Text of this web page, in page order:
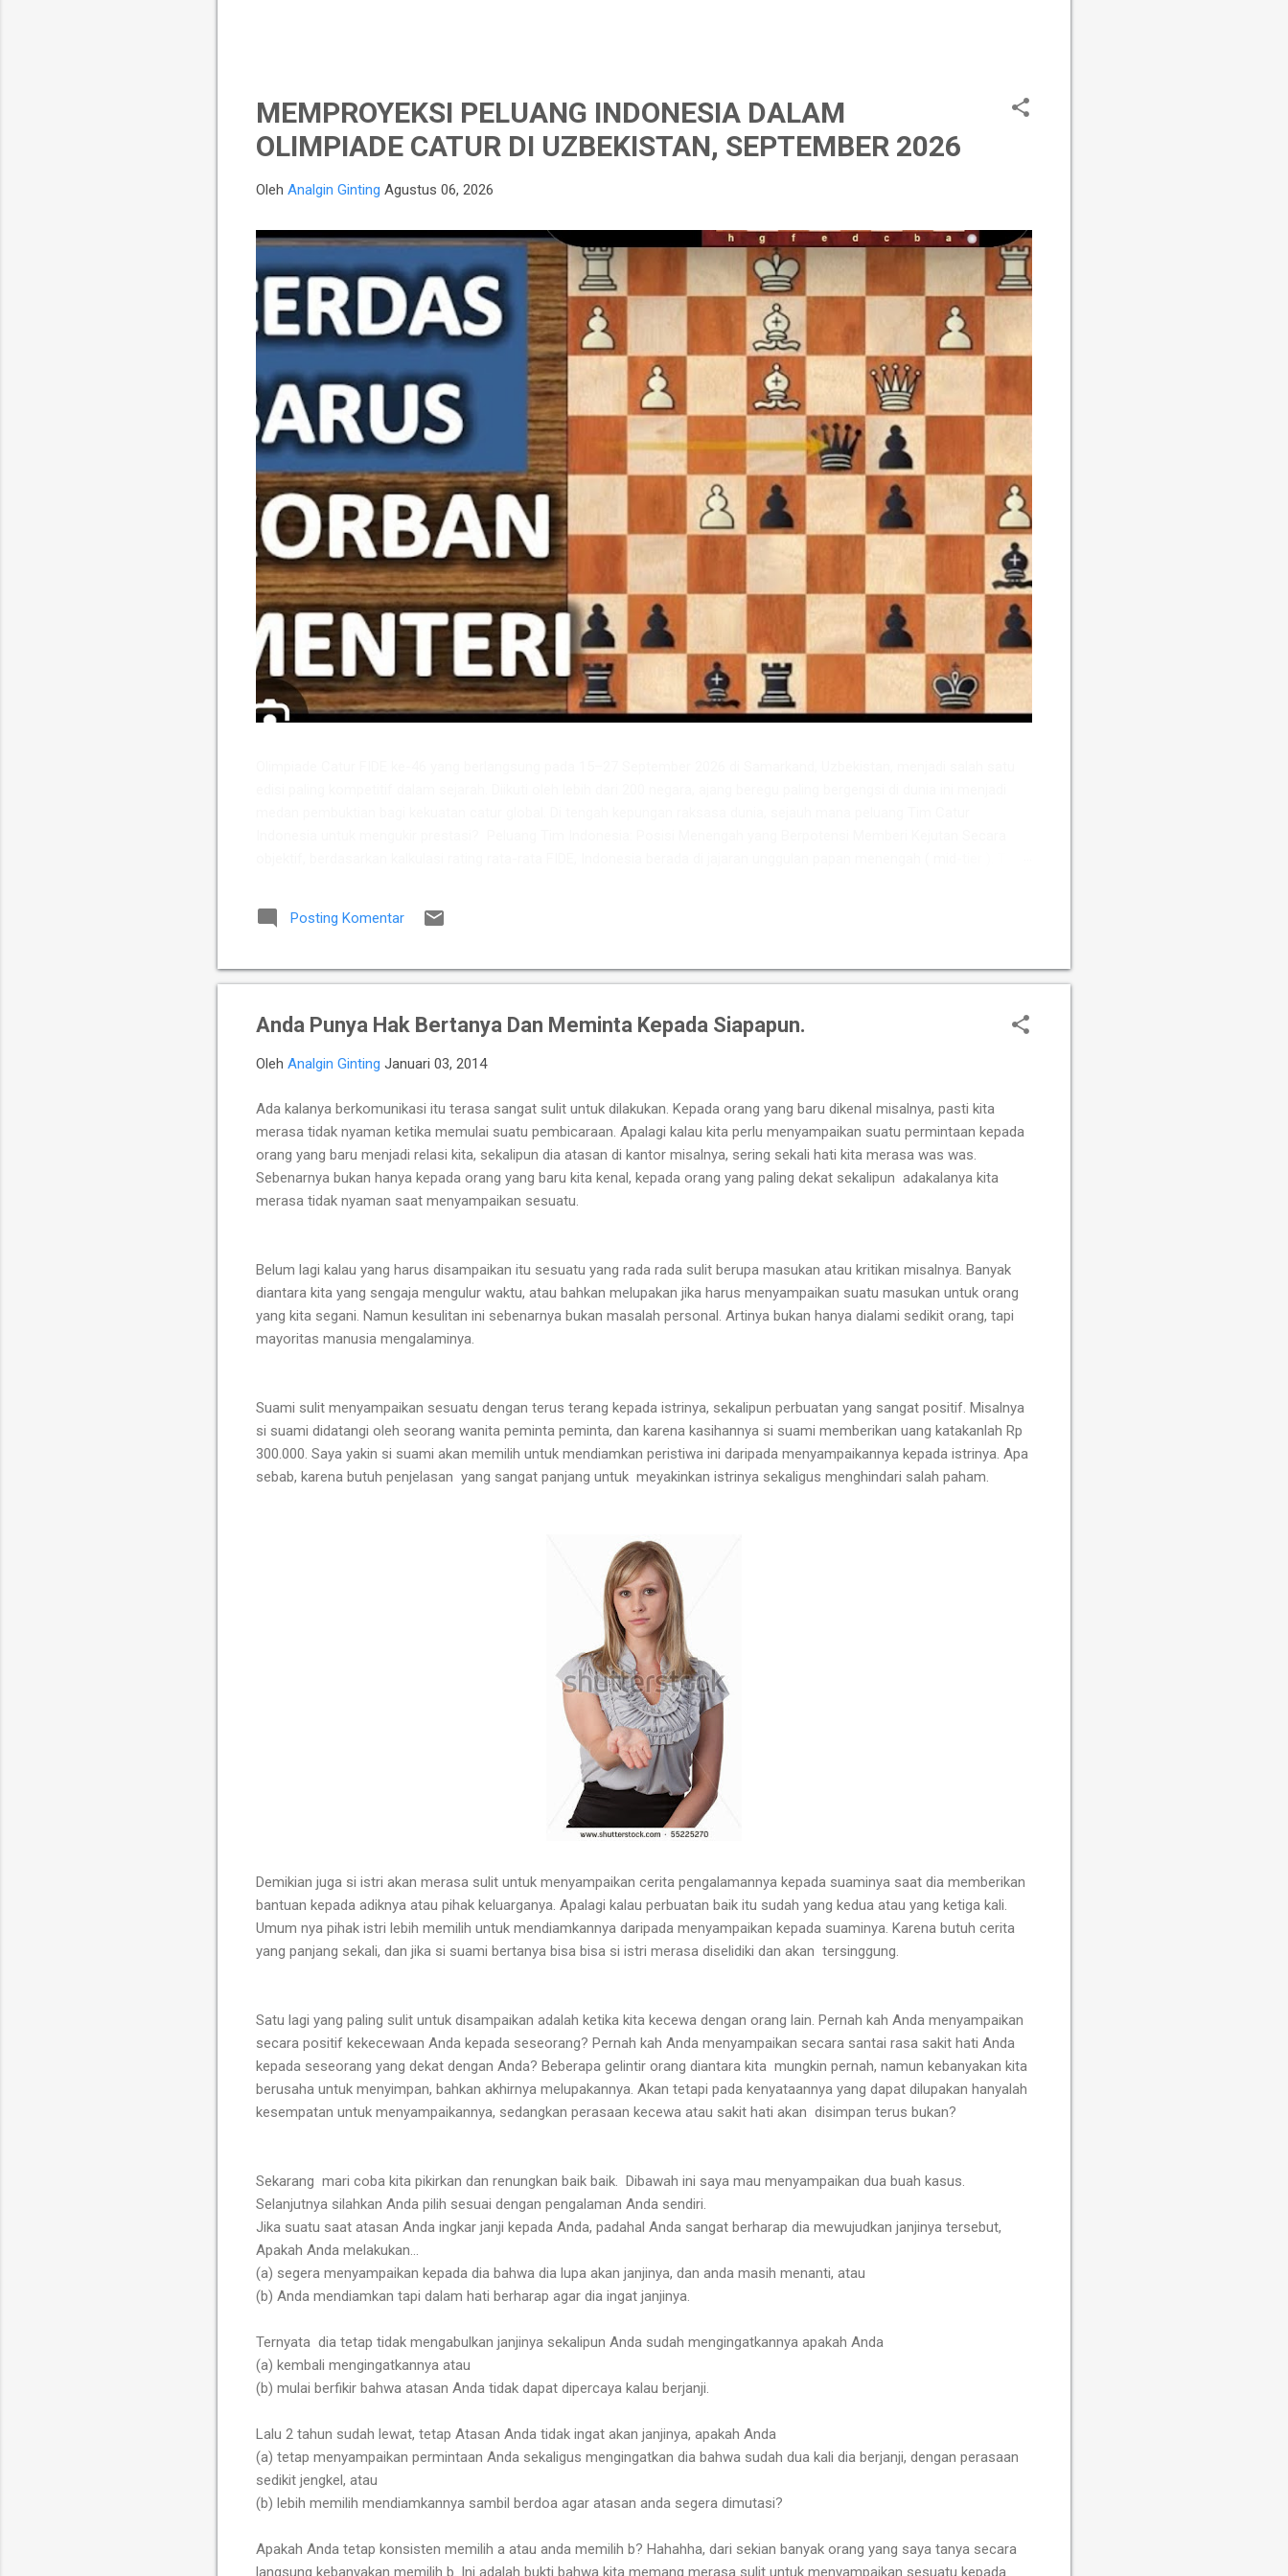
MEMPROYEKSI PELUANG INDONESIA DALAM
OLIMPIADE CATUR DI UZBEKISTAN, SEPTEMBER 2026
Oleh Analgin Ginting Agustus 06, 2026
para talenta muda berpotensi tinggi seperti IM Satria Duta Cahaya dan IM Nayaka Budhidharma. Sementara itu, Tim Putri
yang diperkuat jajaran Master Internasional Wanita (WIM) seperti Shafira Devi Herfesa, Laysa Latifah, Ummi Fisabilillah, dan
Posting Komentar
Anda Punya Hak Bertanya Dan Meminta Kepada Siapapun.
Oleh Analgin Ginting Januari 03, 2014
Ada kalanya berkomunikasi itu terasa sangat sulit untuk dilakukan. Kepada orang yang baru dikenal misalnya, pasti kita
merasa tidak nyaman ketika memulai suatu pembicaraan. Apalagi kalau kita perlu menyampaikan suatu permintaan kepada
orang yang baru menjadi relasi kita, sekalipun dia atasan di kantor misalnya, sering sekali hati kita merasa was was.
Sebenarnya bukan hanya kepada orang yang baru kita kenal, kepada orang yang paling dekat sekalipun adakalanya kita
merasa tidak nyaman saat menyampaikan sesuatu.
Belum lagi kalau yang harus disampaikan itu sesuatu yang rada rada sulit berupa masukan atau kritikan misalnya. Banyak
diantara kita yang sengaja mengulur waktu, atau bahkan melupakan jika harus menyampaikan suatu masukan untuk orang
yang kita segani. Namun kesulitan ini sebenarnya bukan masalah personal. Artinya bukan hanya dialami sedikit orang, tapi
mayoritas manusia mengalaminya.
Suami sulit menyampaikan sesuatu dengan terus terang kepada istrinya, sekalipun perbuatan yang sangat positif. Misalnya
si suami didatangi oleh seorang wanita peminta peminta, dan karena kasihannya si suami memberikan uang katakanlah Rp
300.000. Saya yakin si suami akan memilih untuk mendiamkan peristiwa ini daripada menyampaikannya kepada istrinya. Apa
sebab, karena butuh penjelasan yang sangat panjang untuk meyakinkan istrinya sekaligus menghindari salah paham.
Demikian juga si istri akan merasa sulit untuk menyampaikan cerita pengalamannya kepada suaminya saat dia memberikan
bantuan kepada adiknya atau pihak keluarganya. Apalagi kalau perbuatan baik itu sudah yang kedua atau yang ketiga kali.
Umum nya pihak istri lebih memilih untuk mendiamkannya daripada menyampaikan kepada suaminya. Karena butuh cerita
yang panjang sekali, dan jika si suami bertanya bisa bisa si istri merasa diselidiki dan akan tersinggung.
Satu lagi yang paling sulit untuk disampaikan adalah ketika kita kecewa dengan orang lain. Pernah kah Anda menyampaikan
secara positif kekecewaan Anda kepada seseorang? Pernah kah Anda menyampaikan secara santai rasa sakit hati Anda
kepada seseorang yang dekat dengan Anda? Beberapa gelintir orang diantara kita mungkin pernah, namun kebanyakan kita
berusaha untuk menyimpan, bahkan akhirnya melupakannya. Akan tetapi pada kenyataannya yang dapat dilupakan hanyalah
kesempatan untuk menyampaikannya, sedangkan perasaan kecewa atau sakit hati akan disimpan terus bukan?
Sekarang mari coba kita pikirkan dan renungkan baik baik.
Dibawah ini saya mau menyampaikan dua buah kasus.
Selanjutnya silahkan Anda pilih sesuai dengan pengalaman Anda sendiri.
Jika suatu saat atasan Anda ingkar janji kepada Anda, padahal Anda sangat berharap dia mewujudkan janjinya tersebut,
Apakah Anda melakukan...
(a) segera menyampaikan kepada dia bahwa dia lupa akan janjinya, dan anda masih menanti, atau
(b) Anda mendiamkan tapi dalam hati berharap agar dia ingat janjinya.
Ternyata dia tetap tidak mengabulkan janjinya sekalipun Anda sudah mengingatkannya apakah Anda
(a) kembali mengingatkannya atau
(b) mulai berfikir bahwa atasan Anda tidak dapat dipercaya kalau berjanji.
Lalu 2 tahun sudah lewat, tetap Atasan Anda tidak ingat akan janjinya, apakah Anda
(a) tetap menyampaikan permintaan Anda sekaligus mengingatkan dia bahwa sudah dua kali dia berjanji, dengan perasaan
sedikit jengkel, atau
(b) lebih memilih mendiamkannya sambil berdoa agar atasan anda segera dimutasi?
Apakah Anda tetap konsisten memilih a atau anda memilih b? Hahahha, dari sekian banyak orang yang saya tanya secara
langsung kebanyakan memilih b. Ini adalah bukti bahwa kita memang merasa sulit untuk menyampaikan sesuatu kepada